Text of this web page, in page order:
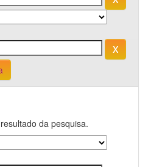
da pesquisa.